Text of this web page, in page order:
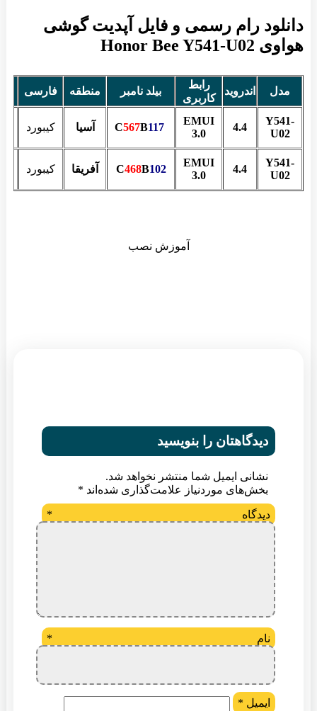
دانلود رام رسمی و فایل آپدیت گوشی
هواوی Honor Bee Y541-U02
مدل اندروید
رابط
کاربری
بیلد نامبر منطقه فارسی
Y541-
U02
4.4
EMUI
3.0
567B117 آسیا کیبورد
Y541-
U02
4.4
EMUI
3.0
C468B102 آفریقا کیبورد
آموزش نصب
دیدگاهتان را بنویسید
نشانی ایمیل شما منتشر نخواهد شد.
بخش‌های موردنیاز علامت‌گذاری شده‌اند *
دیدگاه *
نام *
ایمیل *